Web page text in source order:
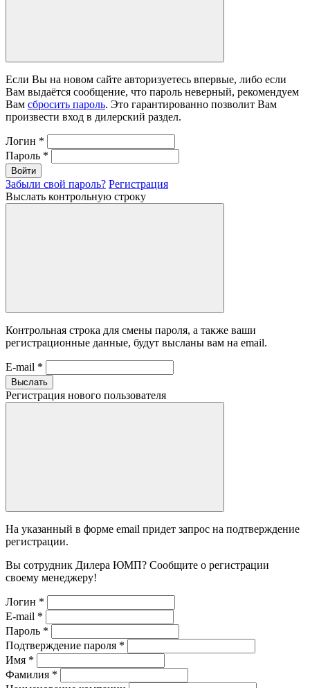
Если Вы на новом сайте авторизуетесь впервые, либо если
Вам выдаётся сообщение, что пароль неверный, рекомендуем
Вам сбросить пароль. Это гарантированно позволит Вам
произвести вход в дилерский раздел.
Логин *
Пароль *
Войти
Забыли свой пароль? Регистрация
Выслать контрольную строку
Контрольная строка для смены пароля, а также ваши
регистрационные данные, будут высланы вам на email.
E-mail *
Выслать
Регистрация нового пользователя
На указанный в форме email придет запрос на подтверждение
регистрации.
Вы сотрудник Дилера ЮМП? Сообщите о регистрации
своему менеджеру!
Логин *
E-mail *
Пароль *
Подтверждение пароля *
Имя *
Фамилия *